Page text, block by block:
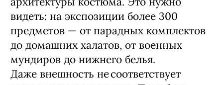
видеть: на экспозиции более 300
предметов — от парадных комплектов
до домашних халатов, от военных
мундиров до нижнего белья.
Даже внешность не соответствует